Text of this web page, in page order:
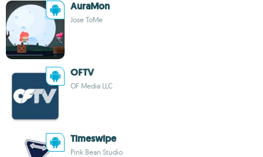
AuraMon
Jose ToMe
OFTV
OF Media LLC
Timeswipe
Pink Bean Studio